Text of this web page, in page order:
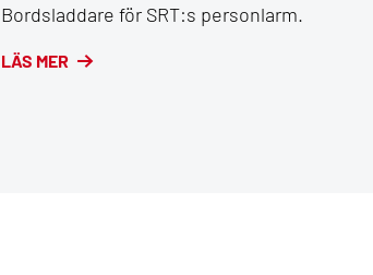
Bordsladdare för SRT:s personlarm.
LÄS MER